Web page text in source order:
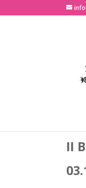
II